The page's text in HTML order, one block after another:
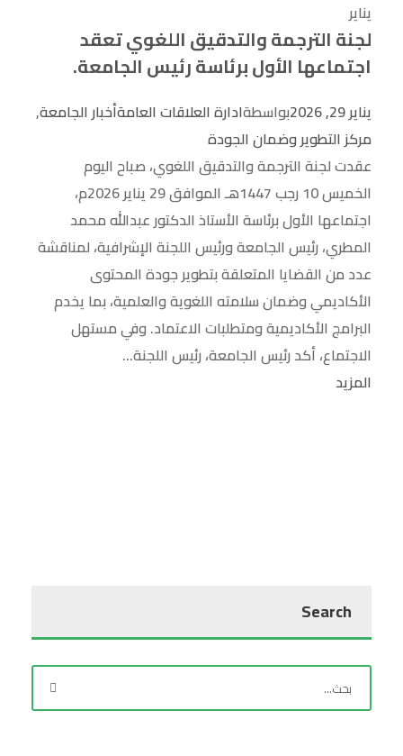
يناير
لجنة الترجمة والتدقيق اللغوي تعقد
اجتماعها الأول برئاسة رئيس الجامعة.
يناير 29, 2026 بواسطةادارة العلاقات العامةأخبار الجامعة,
مركز التطوير وضمان الجودة
عقدت لجنة الترجمة والتدقيق اللغوي، صباح اليوم
الخميس 10 رجب 1447هـ الموافق 29 يناير 2026م،
اجتماعها الأول برئاسة الأستاذ الدكتور عبدالله محمد
المطري، رئيس الجامعة ورئيس اللجنة الإشرافية، لمناقشة
عدد من القضايا المتعلقة بتطوير جودة المحتوى
الأكاديمي وضمان سلامته اللغوية والعلمية، بما يخدم
البرامج الأكاديمية ومتطلبات الاعتماد. وفي مستهل
الاجتماع، أكد رئيس الجامعة، رئيس اللجنة...
المزيد
Search